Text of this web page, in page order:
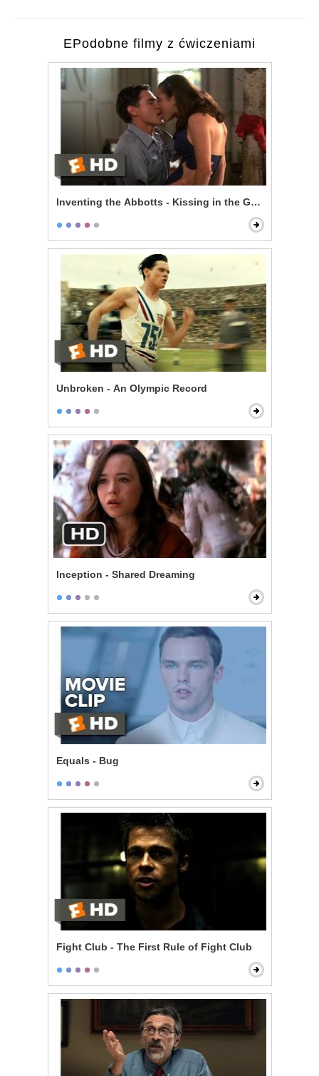
EPodobne filmy z ćwiczeniami
Inventing the Abbotts - Kissing in the Garage
Unbroken - An Olympic Record
Inception - Shared Dreaming
Equals - Bug
Fight Club - The First Rule of Fight Club